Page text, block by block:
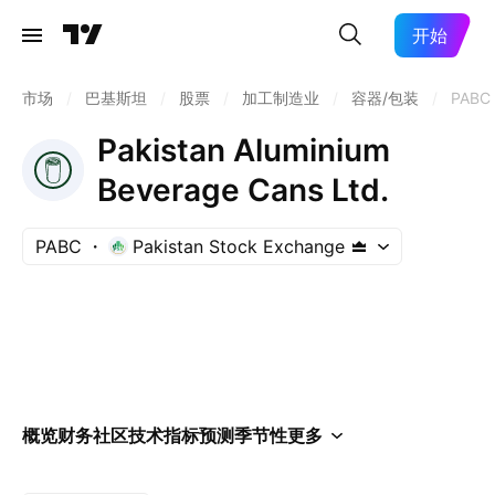
开始
市场 巴基斯坦 股票 加工制造业 容器/包装 PABC
Pakistan Aluminium
Beverage Cans Ltd.
PABC Pakistan Stock Exchange
概览财务社区技术指标预测季节性更多